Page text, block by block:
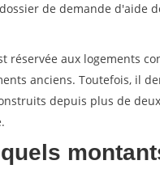
de demande d'aide
réservée aux logements
anciens. Toutefois, il
depuis plus de